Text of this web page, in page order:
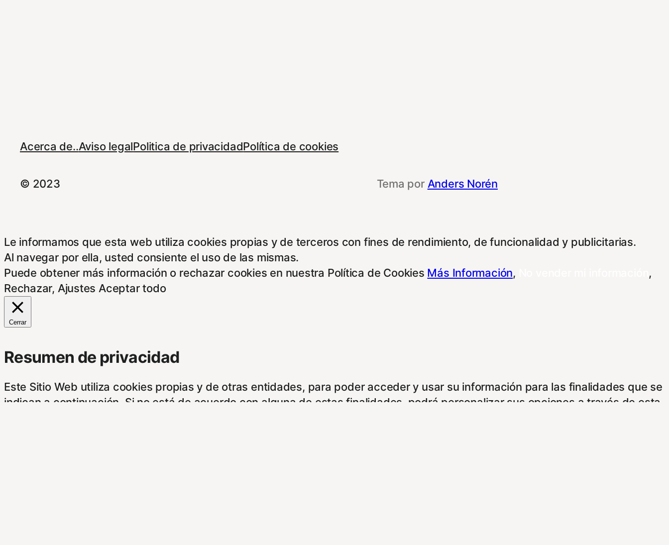
Acerca de..Aviso legalPolitica de privacidadPolítica de cookies
© 2023 Tema por Anders Norén
Le informamos que esta web utiliza cookies propias y de terceros con fines de rendimiento, de funcionalidad y publicitarias.
Al navegar por ella, usted consiente el uso de las mismas.
Puede obtener más información o rechazar cookies en nuestra Política de Cookies Más Información,
,
Rechazar, Ajustes Aceptar todo
Cerrar
Resumen de privacidad
Este Sitio Web utiliza cookies propias y de otras entidades, para poder acceder y usar su información para las finalidades que se
indican a continuación. Si no está de acuerdo con alguna de estas finalidades, podrá personalizar sus opciones a través de esta